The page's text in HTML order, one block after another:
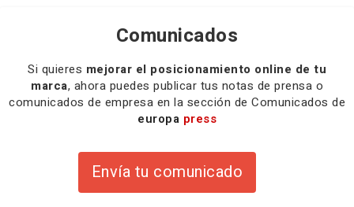
Comunicados
Si quieres mejorar el posicionamiento online de tu
marca, ahora puedes publicar tus notas de prensa o
comunicados de empresa en la sección de Comunicados de
europa press
Envía tu comunicado